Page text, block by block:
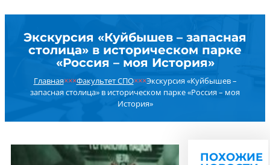
СТУДЕНТУ
ДОПОБРАЗОВАНИЕ
ОБ УНИВЕРСИТЕТЕ
НОВОСТИ
РЕЗУЛЬТАТ ПОИСКА:
Экскурсия «Куйбышев – запасная
столица» в историческом парке
«Россия – моя История»
Главная×××Факультет СПО×××Экскурсия «Куйбышев –
запасная столица» в историческом парке «Россия – моя
История»
ПОХОЖИЕ